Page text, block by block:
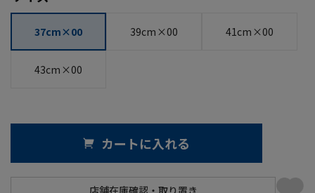
37cm×00 39cm×00 41cm×00
43cm×00
カートに入れる